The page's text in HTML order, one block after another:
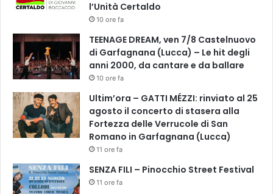
l’Unità Certaldo
10 ore fa
TEENAGE DREAM, ven 7/8 Castelnuovo
di Garfagnana (Lucca) – Le hit degli
anni 2000, da cantare e da ballare
10 ore fa
Ultim’ora – GATTI MÉZZI: rinviato al 25
agosto il concerto di stasera alla
Fortezza delle Verrucole di San
Romano in Garfagnana (Lucca)
11 ore fa
SENZA FILI – Pinocchio Street Festival
11 ore fa